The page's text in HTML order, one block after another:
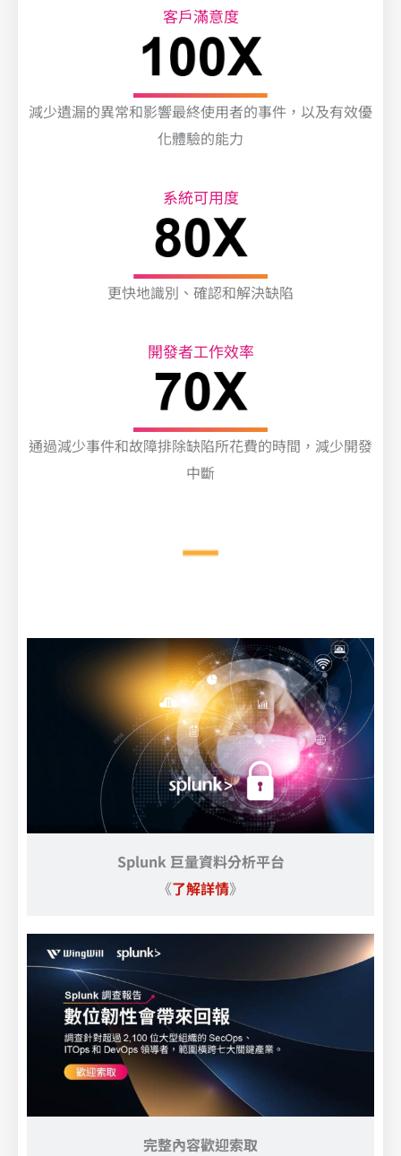
客戶滿意度
減少遺漏的異常和影響最終使用者的事件，以及有效優
化體驗的能力
系統可用度
更快地識別、確認和解決缺陷
開發者工作效率
通過減少事件和故障排除缺陷所花費的時間，減少開發
中斷
Splunk 巨量資料分析平台
《了解詳情》
完整內容歡迎索取